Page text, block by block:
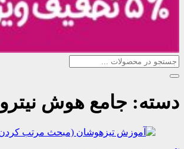
دسته: جامع هوش نیترو